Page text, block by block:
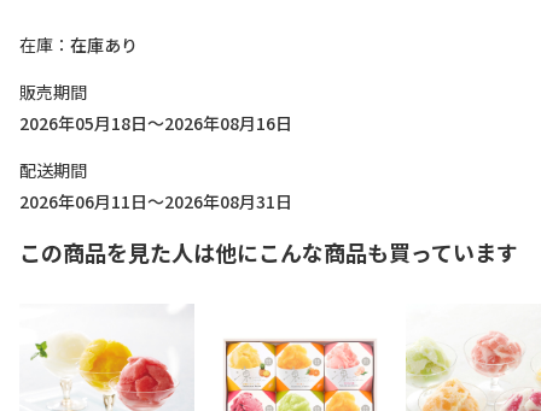
在庫
在庫あり
販売期間
2026年05月18日～2026年08月16日
配送期間
2026年06月11日～2026年08月31日
この商品を見た人は他にこんな商品も買っています